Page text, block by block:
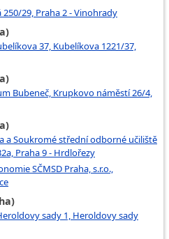
29, Praha 2 - Vinohrady
37, Kubelíkova 1221/37,
Bubeneč, Krupkovo náměstí 26/4,
a Soukromé střední odborné učiliště
Praha 9 - Hrdlořezy
SČMSD Praha, s.r.o.,
sady 1, Heroldovy sady